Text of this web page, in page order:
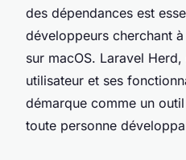
des dépendances est
développeurs cherchant
sur macOS. Laravel
utilisateur et ses
démarque comme un
toute personne